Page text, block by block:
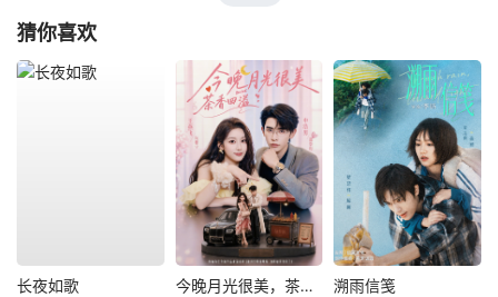
猜你喜欢
长夜如歌 今晚月光很美，茶香四溢 溯雨信笺